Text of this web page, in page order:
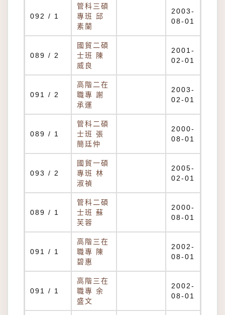
092 / 1
管科三碩
專班 邱
素蘭
2003-
08-01
089 / 2
國貿二碩
士班 陳
威良
2001-
02-01
091 / 2
高階二在
職專 謝
承運
2003-
02-01
089 / 1
管科二碩
士班 張
簡廷仲
2000-
08-01
093 / 2
國貿一碩
專班 林
淑禎
2005-
02-01
089 / 1
管科二碩
士班 蘇
芙蓉
2000-
08-01
091 / 1
高階三在
職專 陳
碧惠
2002-
08-01
091 / 1
高階三在
職專 余
盛文
2002-
08-01